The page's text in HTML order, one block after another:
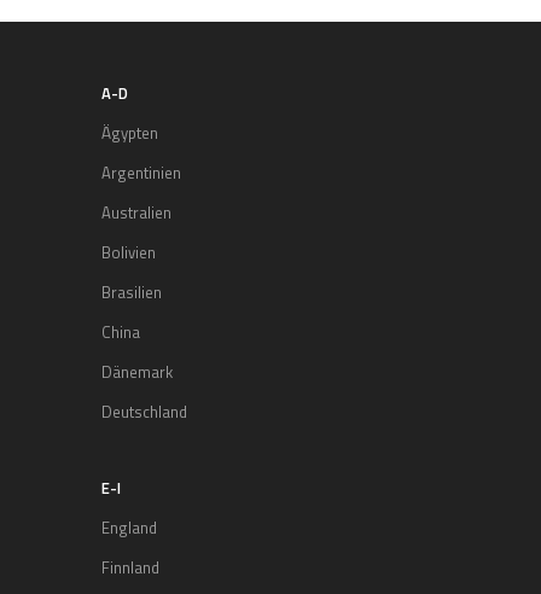
A-D
Ägypten
Argentinien
Australien
Bolivien
Brasilien
China
Dänemark
Deutschland
E-I
England
Finnland